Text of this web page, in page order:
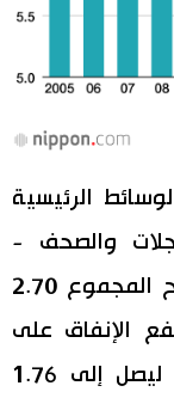
الرئيسية
والصحف -
بنسبة 3.3% على أساس سنوي، ليصبح المجموع 2.70
الإنفاق على
الإعلانات على الإنترنت بنسبة 16.5% ليصل إلى 1.76